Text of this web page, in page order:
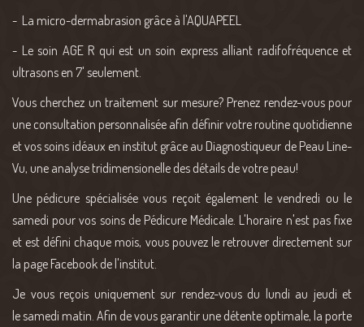
- La micro-dermabrasion grâce à l'AQUAPEEL
- Le soin AGE R qui est un soin express alliant radifofréquence et
ultrasons en 7' seulement.
Vous cherchez un traitement sur mesure? Prenez rendez-vous pour
une consultation personnalisée afin définir votre routine quotidienne
et vos soins idéaux en institut grâce au Diagnostiqueur de Peau Line-
Vu, une analyse tridimensionelle des détails de votre peau!
Une pédicure spécialisée vous reçoit également le vendredi ou le
samedi pour vos soins de Pédicure Médicale. L'horaire n'est pas fixe
et est défini chaque mois, vous pouvez le retrouver directement sur
la page Facebook de l'institut.
Je vous reçois uniquement sur rendez-vous du lundi au jeudi et
le samedi matin. Afin de vous garantir une détente optimale, la porte